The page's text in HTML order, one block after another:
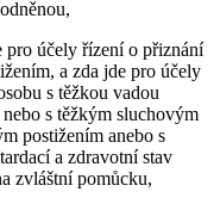
pro účely řízení o přiznání
a zda jde pro účely
s těžkou vadou
s těžkým sluchovým
postižením anebo s
a zdravotní stav
zvláštní pomůcku,